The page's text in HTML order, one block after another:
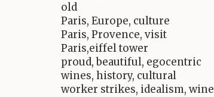
old
Paris, Europe, culture
Paris, Provence, visit
Paris,eiffel tower
proud, beautiful, egocentric
wines, history, cultural
worker strikes, idealism, wine